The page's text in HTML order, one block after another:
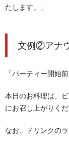
たします。」
文例②アナ
「パーティー開始
本日のお料理は、
にお召し上がりくだ
なお、ドリンクの